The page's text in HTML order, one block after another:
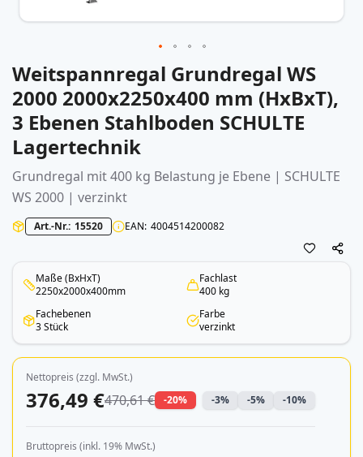
Zum
Anfang
der
Bildergalerie
springen
Weitspannregal Grundregal WS
2000 2000x2250x400 mm (HxBxT),
3 Ebenen Stahlboden SCHULTE
Lagertechnik
Grundregal mit 400 kg Belastung je Ebene | SCHULTE
WS 2000 | verzinkt
Art.-Nr. 15520 EAN 4004514200082
Maße (BxHxT)
2250x2000x400mm
Fachlast
400 kg
Fachebenen
3 Stück
Farbe
verzinkt
Nettopreis (zzgl. MwSt.)
376,49 €470,61 € -20% -3% -5% -10%
Bruttopreis (inkl. 19% MwSt.)